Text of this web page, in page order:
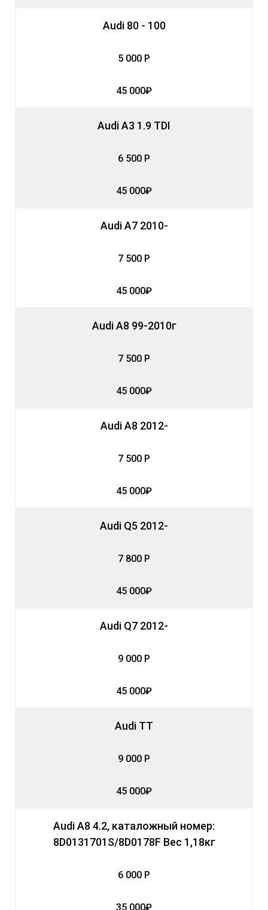
Audi 80 - 100
5 000 Р
45 000₽
Audi A3 1.9 TDI
6 500 Р
45 000₽
Audi A7 2010-
7 500 Р
45 000₽
Audi A8 99-2010г
7 500 Р
45 000₽
Audi A8 2012-
7 500 Р
45 000₽
Audi Q5 2012-
7 800 Р
45 000₽
Audi Q7 2012-
9 000 Р
45 000₽
Audi TT
9 000 Р
45 000₽
Audi A8 4.2, каталожный номер:
8D0131701S/8D0178F Вес 1,18кг
6 000 Р
35 000₽